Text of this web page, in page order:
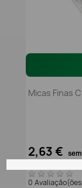
Micas Finas
2,63 €
0